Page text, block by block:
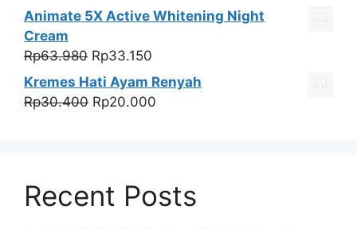
aslinya
Rp250.000.
saat
Animate 5X Active Whitening Night
Cream
Rp63.980 Harga
aslinya
adalah:
Rp63.980.
Rp33.150
saat
ini
Kremes Hati Ayam Renyah
Rp30.400 Harga
Rp20.000
Recent Posts